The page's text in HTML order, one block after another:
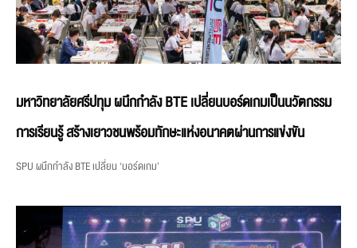
มหาวิทยาลัยศรีปทุม ผนึกกำลัง BTE เปลี่ยนบอร์ดเกมเป็นนวัตกรรม
การเรียนรู้ สร้างเยาวชนพร้อมทักษะแห่งอนาคตผ่านการแข่งขัน
SPU ผนึกกำลัง BTE เปลี่ยน ‘บอร์ดเกม’